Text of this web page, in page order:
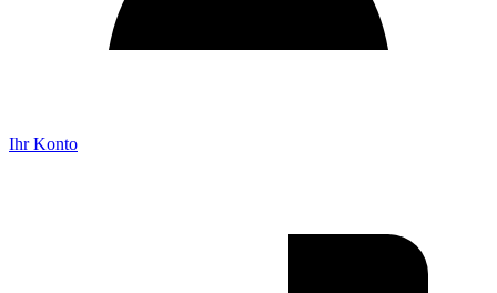
Ihr Konto